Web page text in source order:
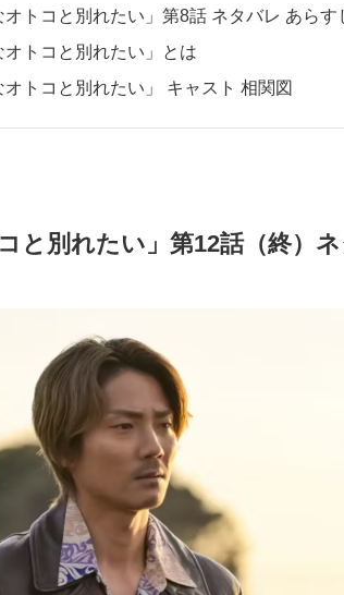
オトコと別れたい」第8話 ネタバレ あらす
オトコと別れたい」とは
オトコと別れたい」 キャスト 相関図
と別れたい」第12話（終）